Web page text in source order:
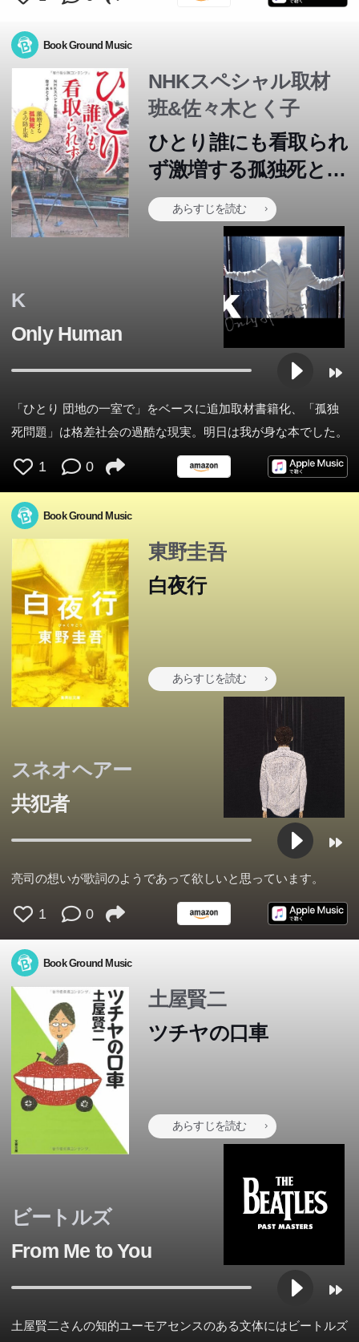
Book Ground Music
NHKスペシャル取材
班&佐々木とく子
ひとり誰にも看取られ
ず激増する孤独死とそ
の防止策
あらすじを読む
K
Only Human
「ひとり 団地の一室で」をベースに追加取材書籍化、「孤独
死問題」は格差社会の過酷な現実。明日は我が身な本でした。
1 0
Book Ground Music
東野圭吾
白夜行
あらすじを読む
スネオヘアー
共犯者
亮司の想いが歌詞のようであって欲しいと思っています。
1 0
Book Ground Music
土屋賢二
ツチヤの口車
あらすじを読む
ビートルズ
From Me to You
土屋賢二さんの知的ユーモアセンスのある文体にはビートルズ